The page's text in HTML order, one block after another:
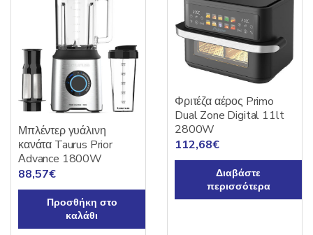
Μπλέντερ γυάλινη
κανάτα Taurus Prior
Αdvance 1800W
88,57€
Προσθήκη στο
καλάθι
Φριτέζα αέρος Primo
Dual Zone Digital 11lt
2800W
112,68€
Διαβάστε
περισσότερα